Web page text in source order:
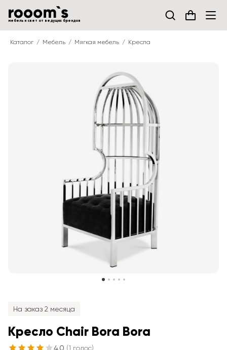
мебель и свет от ведущих брендов
Каталог Мебель Мягкая мебель Кресла
На заказ 2 месяца
Кресло Chair Bora Bora
4.0 (1 голос)